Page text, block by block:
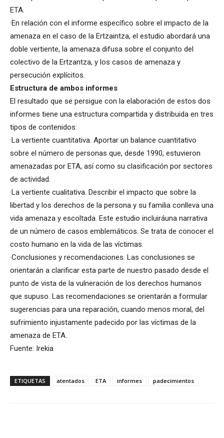
ETA.
·En relación con el informe específico sobre el impacto de la
amenaza en el caso de la Ertzaintza, el estudio abordará una
doble vertiente, la amenaza difusa sobre el conjunto del
colectivo de la Ertzantza, y los casos de amenaza y
persecución explícitos.
Estructura de ambos informes
El resultado que se persigue con la elaboración de estos dos
informes tiene una estructura compartida y distribuida en tres
tipos de contenidos:
·La vertiente cuantitativa. Aportar un balance cuantitativo
sobre el número de personas que, desde 1990, estuvieron
amenazadas por ETA, así como su clasificación por sectores
de actividad.
·La vertiente cualitativa. Describir el impacto que sobre la
libertad y los derechos de la persona y su familia conlleva una
vida amenaza y escoltada. Este estudio incluiráuna narrativa
de un número de casos emblemáticos. Se trata de conocer el
costo humano en la vida de las víctimas.
·Conclusiones y recomendaciones. Las conclusiones se
orientarán a clarificar esta parte de nuestro pasado desde el
punto de vista de la vulneración de los derechos humanos
que supuso. Las recomendaciones se orientarán a formular
sugerencias para una reparación, cuando menos moral, del
sufrimiento injustamente padecido por las víctimas de la
amenaza de ETA.
Fuente: Irekia
ETIQUETAS atentados ETA informes padecimientos